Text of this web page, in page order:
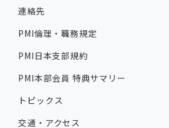
連絡先
PMI倫理・職務規定
PMI日本支部規約
PMI本部会員 特典サマリー
トピックス
交通・アクセス